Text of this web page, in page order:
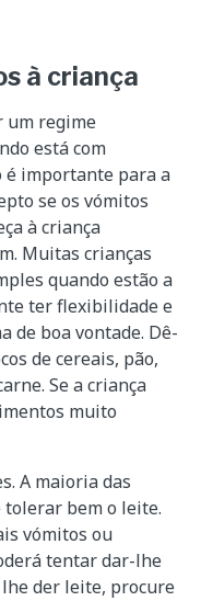
à criança
um regime
está com
importante para a
se os vómitos
à criança
Muitas crianças
quando estão a
ter flexibilidade e
de boa vontade. Dê-
de cereais, pão,
Se a criança
muito
A maioria das
tolerar bem o leite.
vómitos ou
tentar dar-lhe
der leite, procure